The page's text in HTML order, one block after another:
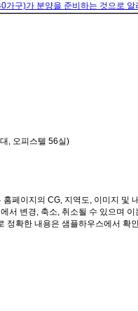
가구)가 분양을 준비하는 것으로 알
, 오피스텔 56실)
이지의 CG, 지역도, 이미지 및
서 변경, 축소, 취소될 수 있으며 이
확한 내용은 샘플하우스에서 확